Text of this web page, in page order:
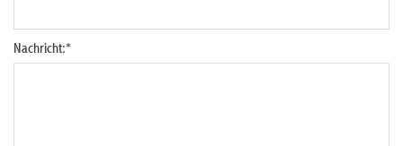
Nachricht:*